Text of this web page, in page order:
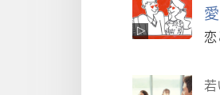
若